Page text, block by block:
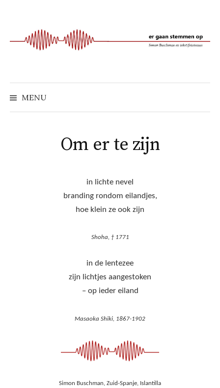
springen
MENU
Om er te zijn
in lichte nevel
branding rondom eilandjes,
hoe klein ze ook zijn
Shoha, † 1771
in de lentezee
zijn lichtjes aangestoken
– op ieder eiland
Masaoka Shiki, 1867-1902
Simon Buschman, Zuid-Spanje, Islantilla